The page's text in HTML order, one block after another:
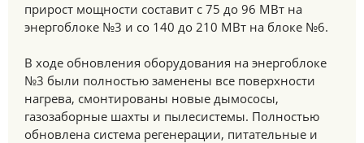
прирост мощности составит с 75 до 96 МВт на
энергоблоке №3 и со 140 до 210 МВт на блоке №6.
В ходе обновления оборудования на энергоблоке
№3 были полностью заменены все поверхности
нагрева, смонтированы новые дымососы,
газозаборные шахты и пылесистемы. Полностью
обновлена система регенерации, питательные и